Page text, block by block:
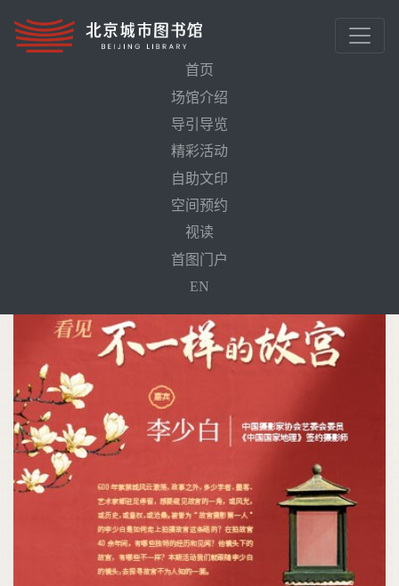
首页
场馆介绍
导引导览
精彩活动
自助文印
空间预约
视读
首图门户
EN
跟随“故宫摄影第一人”的镜头，看见不一样的故宫